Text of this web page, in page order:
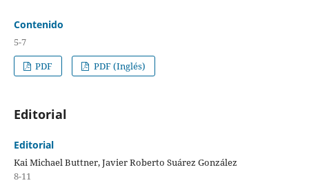
Contenido
5-7
PDF
PDF (Inglés)
Editorial
Editorial
Kai Michael Buttner, Javier Roberto Suárez González
8-11